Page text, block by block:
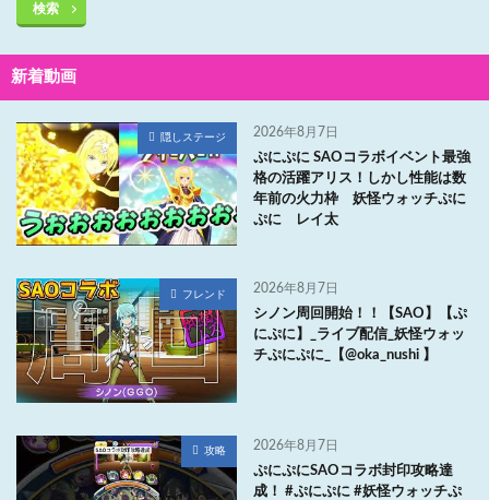
検索
新着動画
隠しステージ 2026年8月7日
ぷにぷに SAOコラボイベント最強
格の活躍アリス！しかし性能は数
年前の火力枠 妖怪ウォッチぷに
ぷに レイ太
フレンド 2026年8月7日
シノン周回開始！！【SAO】【ぷ
にぷに】_ライブ配信_妖怪ウォッ
チぷにぷに_【@oka_nushi 】
攻略 2026年8月7日
ぷにぷにSAOコラボ封印攻略達
成！ #ぷにぷに #妖怪ウォッチぷ